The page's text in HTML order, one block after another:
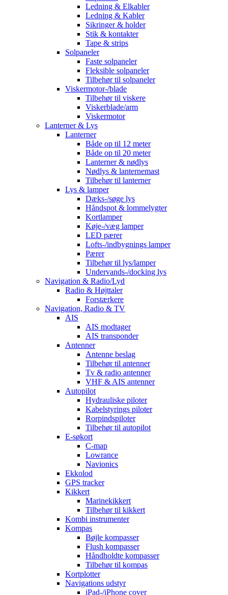
Ledning & Elkabler
Ledning & Kabler
Sikringer & holder
Stik & kontakter
Tape & strips
Solpaneler
Faste solpaneler
Fleksible solpaneler
Tilbehør til solpaneler
Viskermotor-/blade
Tilbehør til viskere
Viskerblade/arm
Viskermotor
Lanterner & Lys
Lanterner
Både op til 12 meter
Både op til 20 meter
Lanterner & nødlys
Nødlys & lanternemast
Tilbehør til lanterner
Lys & lamper
Dæks-/søge lys
Håndspot & lommelygter
Kortlamper
Køje-/væg lamper
LED pærer
Lofts-/indbygnings lamper
Pærer
Tilbehør til lys/lamper
Undervands-/docking lys
Navigation & Radio/Lyd
Radio & Højttaler
Forstærkere
Navigation, Radio & TV
AIS
AIS modtager
AIS transponder
Antenner
Antenne beslag
Tilbehør til antenner
Tv & radio antenner
VHF & AIS antenner
Autopilot
Hydrauliske piloter
Kabelstyrings piloter
Rorpindspiloter
Tilbehør til autopilot
E-søkort
C-map
Lowrance
Navionics
Ekkolod
GPS tracker
Kikkert
Marinekikkert
Tilbehør til kikkert
Kombi instrumenter
Kompas
Bøjle kompasser
Flush kompasser
Håndholdte kompasser
Tilbehør til kompas
Kortplotter
Navigations udstyr
iPad-/iPhone cover